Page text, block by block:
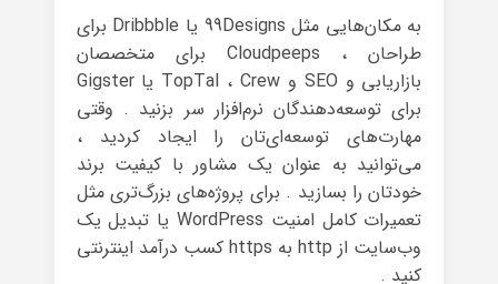
به مکان‌هایی مثل 99Designs یا Dribbble برای
طراحان ، Cloudpeeps برای متخصصان
بازاریابی و SEO و TopTal ، Crew یا Gigster
برای توسعه‌دهندگان نرم‌افزار سر بزنید . وقتی
مهارت‌های توسعه‌ای‌تان را ایجاد کردید ،
می‌توانید به عنوان یک مشاور با کیفیت برند
خودتان را بسازید . برای پروژه‌های بزرگ‌تری مثل
تعمیرات کامل امنیت WordPress یا تبدیل یک
وب‌سایت از http به https کسب درآمد اینترنتی
کنید .